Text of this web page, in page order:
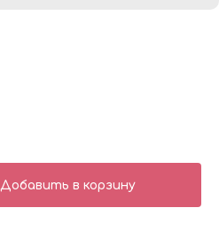
Добавить в корзину